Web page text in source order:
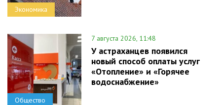
Экономика
Общество
7 августа 2026, 11:48
У астраханцев появился
новый способ оплаты услуг
«Отопление» и «Горячее
водоснабжение»